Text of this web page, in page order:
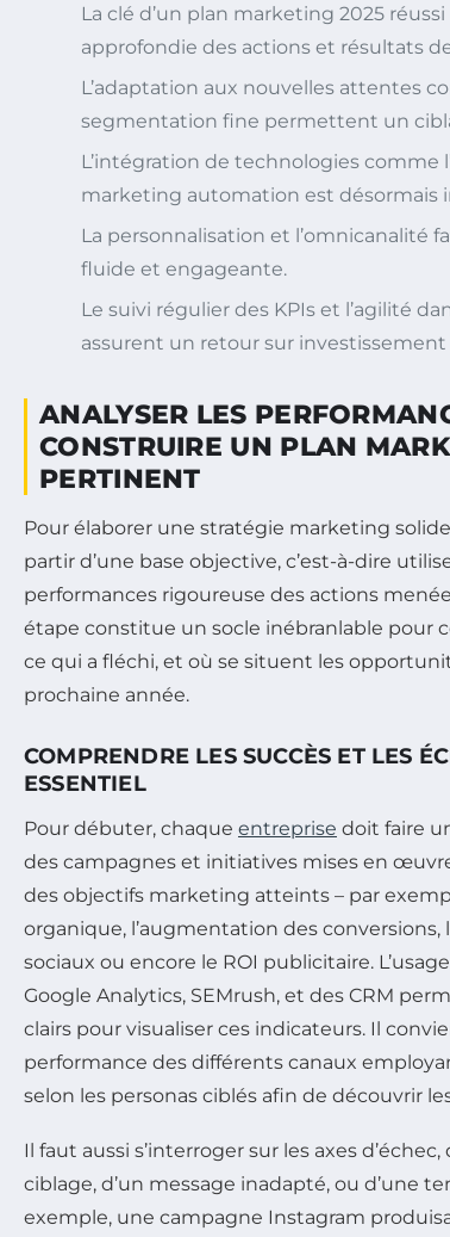
La clé d’un plan marketing 2025
approfondie des actions et résultats
L’adaptation aux nouvelles attentes
segmentation fine permettent un
L’intégration de technologies comme
marketing automation est désormais
La personnalisation et l’omnicanalité
fluide et engageante.
Le suivi régulier des KPIs et l’agilité
assurent un retour sur investissement
ANALYSER LES
CONSTRUIRE UN PLAN
PERTINENT
Pour élaborer une stratégie marketing
partir d’une base objective, c’est-à-dire
performances rigoureuse des actions
étape constitue un socle inébranlable pour
ce qui a fléchi, et où se situent les
prochaine année.
COMPRENDRE LES SUCCÈS ET LES
ESSENTIEL
Pour débuter, chaque entreprise doit faire
des campagnes et initiatives mises en
des objectifs marketing atteints – par
organique, l’augmentation des conversions,
sociaux ou encore le ROI publicitaire.
Google Analytics, SEMrush, et des CRM
clairs pour visualiser ces indicateurs. Il
performance des différents canaux
selon les personas ciblés afin de découvrir
Il faut aussi s’interroger sur les axes d’échec,
ciblage, d’un message inadapté, ou d’une
exemple, une campagne Instagram